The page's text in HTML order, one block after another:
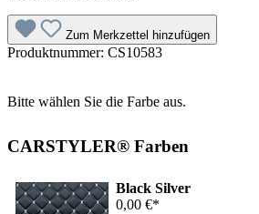
Zum Merkzettel hinzufügen
Produktnummer: CS10583
Bitte wählen Sie die Farbe aus.
CARSTYLER® Farben
Black Silver
0,00 €*